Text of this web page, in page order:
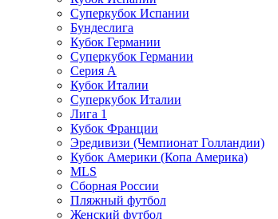
Суперкубок Испании
Бундеслига
Кубок Германии
Суперкубок Германии
Серия А
Кубок Италии
Суперкубок Италии
Лига 1
Кубок Франции
Эредивизи (Чемпионат Голландии)
Кубок Америки (Копа Америка)
MLS
Сборная России
Пляжный футбол
Женский футбол